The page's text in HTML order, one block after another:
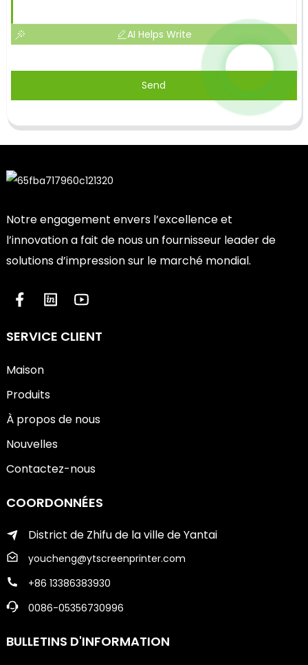
AI Helps Write
Send
Notre engagement envers l’excellence et
l’innovation a fait de nous un fournisseur leader de
solutions d’impression sur le marché mondial.
SERVICE CLIENT
Maison
Produits
À propos de nous
Nouvelles
Contactez-nous
COORDONNÉES
District de Zhifu de la ville de Yantai
youcheng@ytscreenprinter.com
+86 13386383930
0086-05356730996
BULLETINS D'INFORMATION